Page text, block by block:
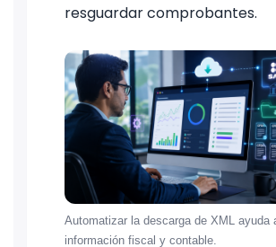
resguardar comprobantes.
Automatizar la descarga de XML ayuda
información fiscal y contable.